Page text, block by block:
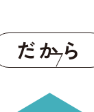
だから